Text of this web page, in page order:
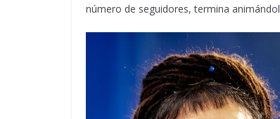
número de seguidores, termina